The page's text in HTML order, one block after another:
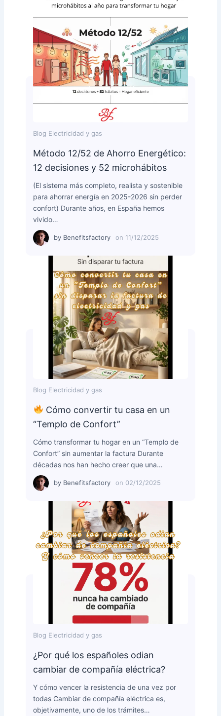
Blog Electricidad y gas
Método 12/52 de Ahorro Energético:
12 decisiones y 52 microhábitos
(El sistema más completo, realista y sostenible
para ahorrar energía en 2025-2026 sin perder
confort) Durante años, en España hemos
vivido…
by Benefitsfactory on 11/12/2025
Blog Electricidad y gas
Cómo convertir tu casa en un
“Templo de Confort”
Cómo transformar tu hogar en un “Templo de
Confort” sin aumentar la factura Durante
décadas nos han hecho creer que una…
by Benefitsfactory on 02/12/2025
Blog Electricidad y gas
¿Por qué los españoles odian
cambiar de compañía eléctrica?
Y cómo vencer la resistencia de una vez por
todas Cambiar de compañía eléctrica es,
objetivamente, uno de los trámites…